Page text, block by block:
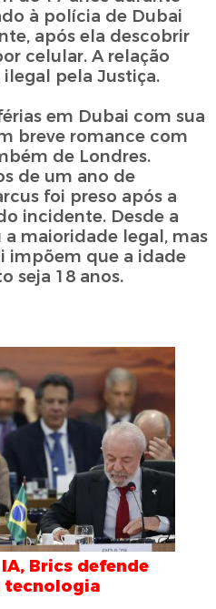
à polícia de Dubai
após ela descobrir
celular. A relação
pela Justiça.
em Dubai com sua
breve romance com
de Londres.
de um ano de
foi preso após a
incidente. Desde a
maioridade legal, mas
impõem que a idade
seja 18 anos.
Brics defende
tecnologia